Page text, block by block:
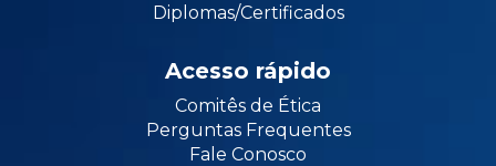
Diplomas/Certificados
Acesso rápido
Comitês de Ética
Perguntas Frequentes
Fale Conosco